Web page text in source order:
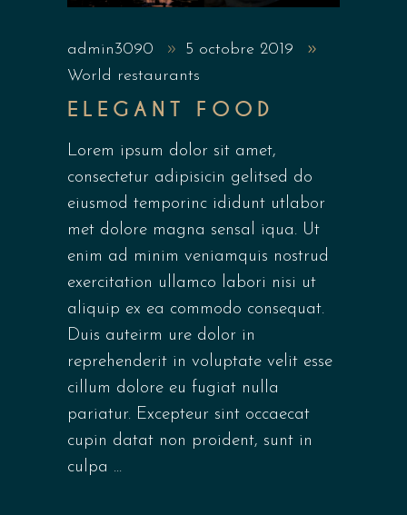
admin3090
5 octobre 2019
World restaurants
ELEGANT FOOD
Lorem ipsum dolor sit amet,
consectetur adipisicin gelitsed do
eiusmod temporinc ididunt utlabor
met dolore magna sensal iqua. Ut
enim ad minim veniamquis nostrud
exercitation ullamco labori nisi ut
aliquip ex ea commodo consequat.
Duis auteirm ure dolor in
reprehenderit in voluptate velit esse
cillum dolore eu fugiat nulla
pariatur. Excepteur sint occaecat
cupin datat non proident, sunt in
culpa